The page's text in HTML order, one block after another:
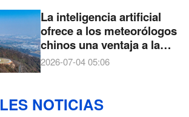
frecuentes fenómenos
meteorológicos extremos
La inteligencia artificial
ofrece a los meteorólogos
chinos una ventaja a la
hora de prever
2026-07-04 05:06
NOTICIAS